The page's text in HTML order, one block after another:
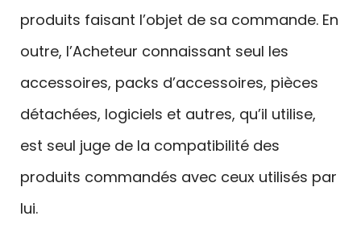
produits faisant l’objet de sa commande. En
outre, l’Acheteur connaissant seul les
accessoires, packs d’accessoires, pièces
détachées, logiciels et autres, qu’il utilise,
est seul juge de la compatibilité des
produits commandés avec ceux utilisés par
lui.